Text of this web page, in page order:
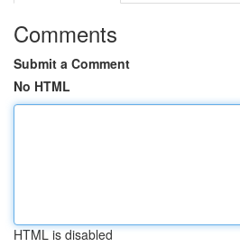
Comments
Submit a Comment
No HTML
HTML is disabled